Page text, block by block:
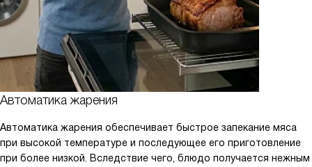
Автоматика жарения
Автоматика жарения обеспечивает быстрое запекание мяса
при высокой температуре и последующее его приготовление
при более низкой. Вследствие чего, блюдо получается нежным